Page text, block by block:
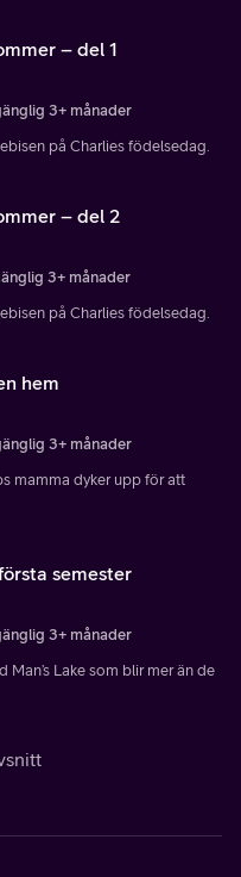
– del 1
3+ månader
på Charlies födelsedag.
– del 2
3+ månader
på Charlies födelsedag.
hem
3+ månader
mamma dyker upp för att
semester
3+ månader
Man’s Lake som blir mer än de